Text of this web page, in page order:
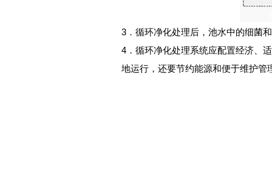
3．循环净化处理后，池水中的细菌
4．循环净化处理系统应配置经济、
地运行，还要节约能源和便于维护管